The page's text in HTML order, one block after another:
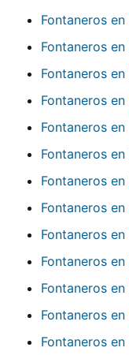
Fontaneros en
Fontaneros en
Fontaneros en
Fontaneros en
Fontaneros en
Fontaneros en
Fontaneros en
Fontaneros en
Fontaneros en
Fontaneros en
Fontaneros en
Fontaneros en
Fontaneros en